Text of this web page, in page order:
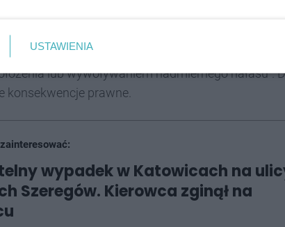
może zostać wydany wniosek o ukaranie.
drogowym: "Ładunek umieszczony na
lub wywoływaniem nadmiernego hałasu".
prawne.
wypadek w Katowicach na
Szeregów. Kierowca zginął na
USTAWIENIA